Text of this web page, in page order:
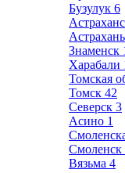
Бузулук 6
Астрахань
Знаменск
Харабали
Томская
Томск 42
Северск 3
Асино 1
Смоленск
Вязьма 4